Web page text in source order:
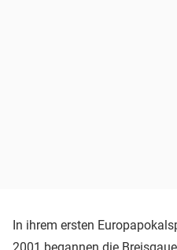
In ihrem ersten